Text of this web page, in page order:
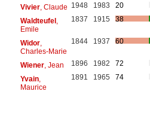
Vivier, Claude 1948 1983
20
Waldteufel,
Emile
1837 1915 38
Widor,
Charles-Marie
1844 1937 60
Wiener, Jean 1896 1982
72
Yvain,
Maurice
1891 1965 74